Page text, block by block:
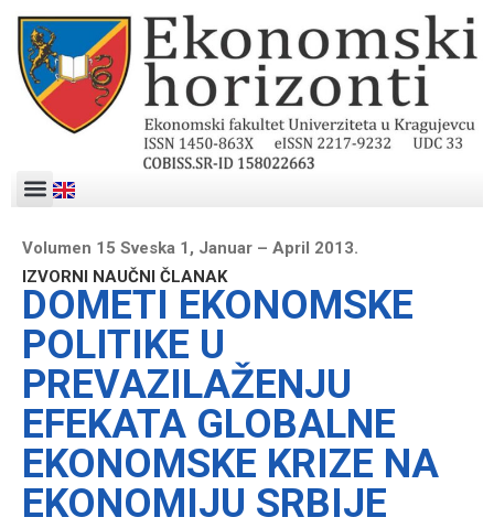
Volumen 15 Sveska 1, Januar – April 2013.
IZVORNI NAUČNI ČLANAK
DOMETI EKONOMSKE
POLITIKE U
PREVAZILAŽENJU
EFEKATA GLOBALNE
EKONOMSKE KRIZE NA
EKONOMIJU SRBIJE